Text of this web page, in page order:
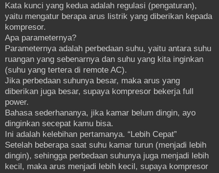
Kata kunci yang kedua adalah regulasi (pengaturan),
yaitu mengatur berapa arus listrik yang diberikan kepada
kompresor.
Apa parameternya?
Parameternya adalah perbedaan suhu, yaitu antara suhu
ruangan yang sebenarnya dan suhu yang kita inginkan
(suhu yang tertera di remote AC).
Jika perbedaan suhunya besar, maka arus yang
diberikan juga besar, supaya kompresor bekerja full
power.
Bahasa sederhananya, jika kamar belum dingin, ayo
dinginkan secepat kamu bisa.
Ini adalah kelebihan pertamanya. “Lebih Cepat”
Setelah beberapa saat suhu kamar turun (menjadi lebih
dingin), sehingga perbedaan suhunya juga menjadi lebih
kecil, maka arus menjadi lebih kecil, supaya kompresor